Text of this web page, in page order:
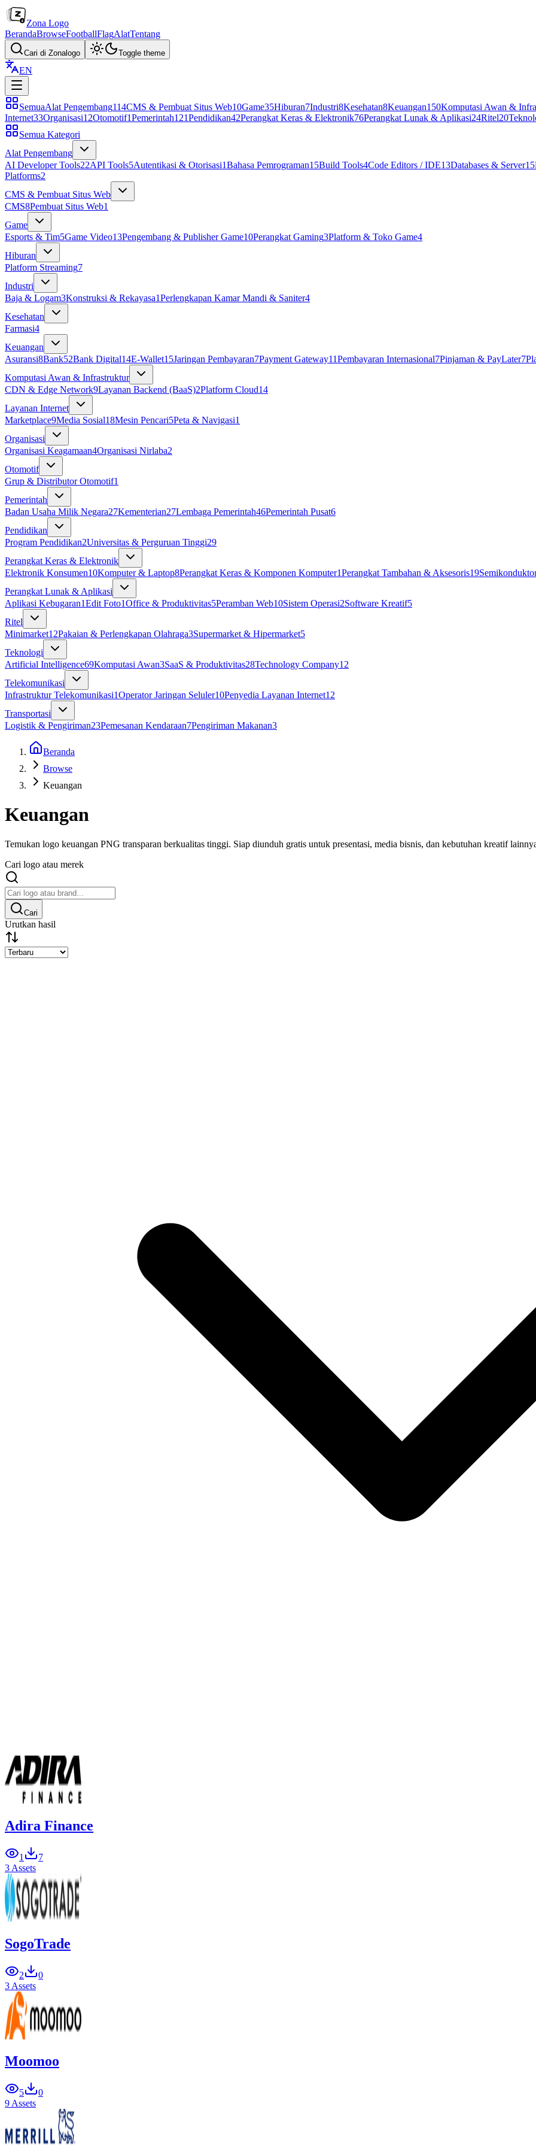
Zona Logo
BerandaBrowseFootballFlagAlatTentang
Cari di Zonalogo Toggle theme
EN
SemuaAlat Pengembang114CMS & Pembuat Situs Web10Game35Hiburan7Industri8Kesehatan8Keuangan150Komputasi Awan &
Internet33Organisasi12Otomotif1Pemerintah121Pendidikan42Perangkat Keras & Elektronik76Perangkat Lunak & Aplikasi24Ritel20
Semua Kategori
Alat Pengembang
AI Developer Tools22API Tools5Autentikasi & Otorisasi1Bahasa Pemrograman15Build Tools4Code Editors / IDE13Databases & Server15
Platforms2
CMS & Pembuat Situs Web
CMS8Pembuat Situs Web1
Game
Esports & Tim5Game Video13Pengembang & Publisher Game10Perangkat Gaming3Platform & Toko Game4
Hiburan
Platform Streaming7
Industri
Baja & Logam3Konstruksi & Rekayasa1Perlengkapan Kamar Mandi & Saniter4
Kesehatan
Farmasi4
Keuangan
Asuransi8Bank52Bank Digital14E-Wallet15Jaringan Pembayaran7Payment Gateway11Pembayaran Internasional7Pinjaman & PayLater7
Komputasi Awan & Infrastruktur
CDN & Edge Network9Layanan Backend (BaaS)2Platform Cloud14
Layanan Internet
Marketplace9Media Sosial18Mesin Pencari5Peta & Navigasi1
Organisasi
Organisasi Keagamaan4Organisasi Nirlaba2
Otomotif
Grup & Distributor Otomotif1
Pemerintah
Badan Usaha Milik Negara27Kementerian27Lembaga Pemerintah46Pemerintah Pusat6
Pendidikan
Program Pendidikan2Universitas & Perguruan Tinggi29
Perangkat Keras & Elektronik
Elektronik Konsumen10Komputer & Laptop8Perangkat Keras & Komponen Komputer1Perangkat Tambahan & Aksesoris19
Perangkat Lunak & Aplikasi
Aplikasi Kebugaran1Edit Foto1Office & Produktivitas5Peramban Web10Sistem Operasi2Software Kreatif5
Ritel
Minimarket12Pakaian & Perlengkapan Olahraga3Supermarket & Hipermarket5
Teknologi
Artificial Intelligence69Komputasi Awan3SaaS & Produktivitas28Technology Company12
Telekomunikasi
Infrastruktur Telekomunikasi1Operator Jaringan Seluler10Penyedia Layanan Internet12
Transportasi
Logistik & Pengiriman23Pemesanan Kendaraan7Pengiriman Makanan3
Beranda
Browse
Keuangan
Keuangan
Temukan logo keuangan PNG transparan berkualitas tinggi. Siap diunduh gratis untuk presentasi, media bisnis, dan kebutuhan kreatif
Cari logo atau merek
Cari
Urutkan hasil
Adira Finance
1
7
3 Assets
SogoTrade
2
0
3 Assets
Moomoo
5
0
9 Assets